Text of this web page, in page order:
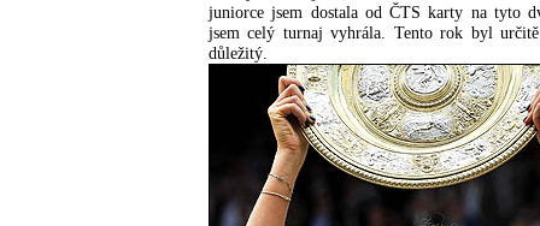
juniorce jsem dostala od ČTS karty na tyto
jsem celý turnaj vyhrála. Tento rok byl
důležitý.